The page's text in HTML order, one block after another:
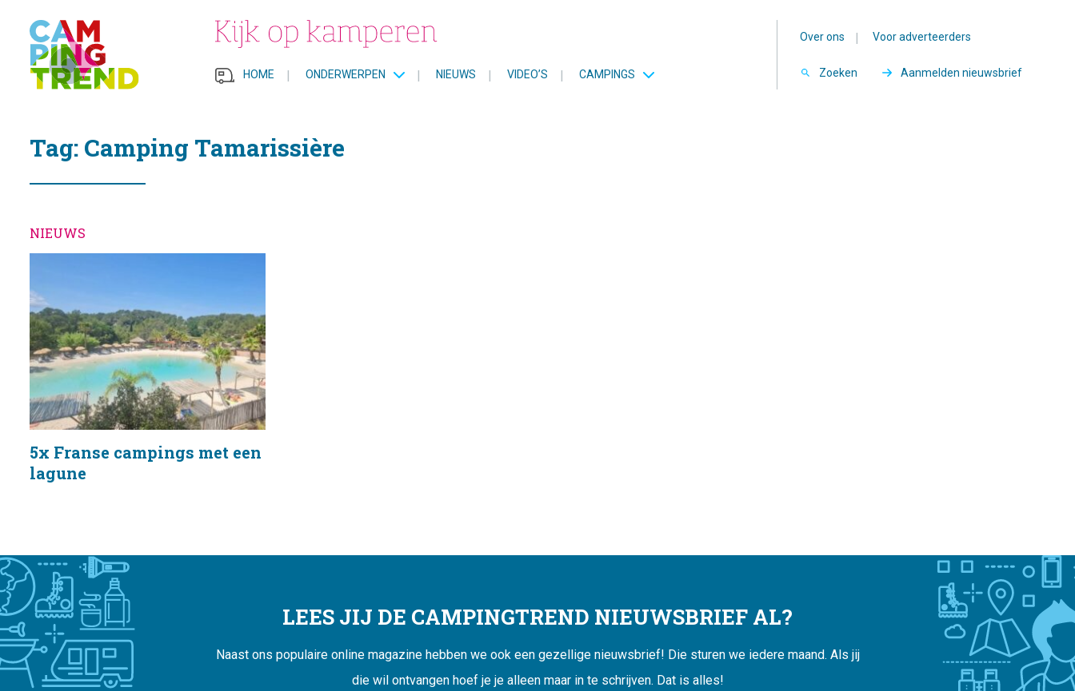
HOME | ONDERWERPEN | NIEUWS | VIDEO’S | CAMPINGS
Over ons | Voor adverteerders
Zoeken Aanmelden nieuwsbrief
Tag: Camping Tamarissière
NIEUWS
5x Franse campings met een
lagune
LEES JIJ DE CAMPINGTREND NIEUWSBRIEF AL?
Naast ons populaire online magazine hebben we ook een gezellige nieuwsbrief! Die sturen we iedere maand. Als jij
die wil ontvangen hoef je je alleen maar in te schrijven. Dat is alles!